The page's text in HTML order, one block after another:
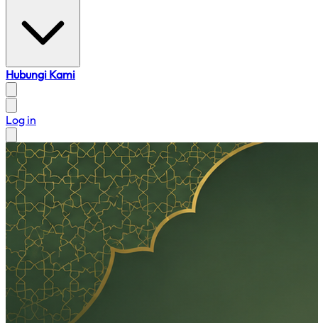
Hubungi Kami
Log in